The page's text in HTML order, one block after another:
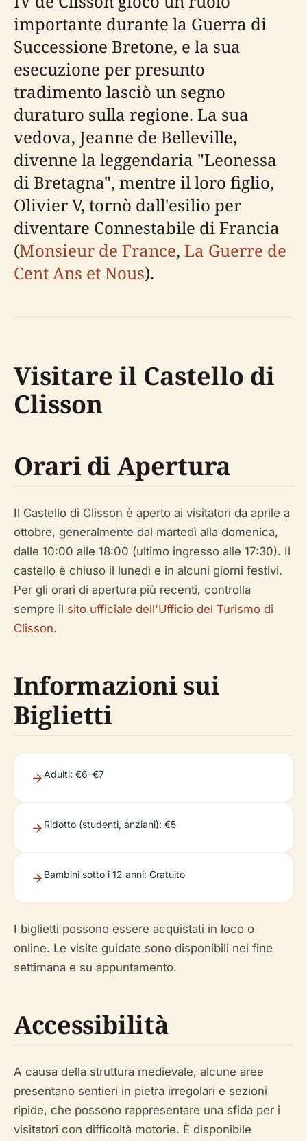
importante durante la Guerra di
Successione Bretone, e la sua
esecuzione per presunto
tradimento lasciò un segno
duraturo sulla regione. La sua
vedova, Jeanne de Belleville,
divenne la leggendaria "Leonessa
di Bretagna", mentre il loro figlio,
Olivier V, tornò dall'esilio per
diventare Connestabile di Francia
(Monsieur de France, La Guerre de
Cent Ans et Nous).
Visitare il Castello di
Clisson
Orari di Apertura
Il Castello di Clisson è aperto ai visitatori da aprile a
ottobre, generalmente dal martedì alla domenica,
dalle 10:00 alle 18:00 (ultimo ingresso alle 17:30). Il
castello è chiuso il lunedì e in alcuni giorni festivi.
Per gli orari di apertura più recenti, controlla
sempre il sito ufficiale dell'Ufficio del Turismo di
Clisson.
Informazioni sui
Biglietti
Adulti: €6–€7
Ridotto (studenti, anziani): €5
Bambini sotto i 12 anni: Gratuito
I biglietti possono essere acquistati in loco o
online. Le visite guidate sono disponibili nei fine
settimana e su appuntamento.
Accessibilità
A causa della struttura medievale, alcune aree
presentano sentieri in pietra irregolari e sezioni
ripide, che possono rappresentare una sfida per i
visitatori con difficoltà motorie. È disponibile